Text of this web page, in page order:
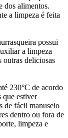
dos alimentos.
a limpeza é feita
possui
a limpeza
outras deliciosas
230°C de acordo
que estiver
de fácil manuseio
dentro ou fora de
limpeza e